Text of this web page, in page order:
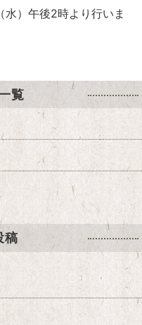
）午後2時より行いま
覧
稿